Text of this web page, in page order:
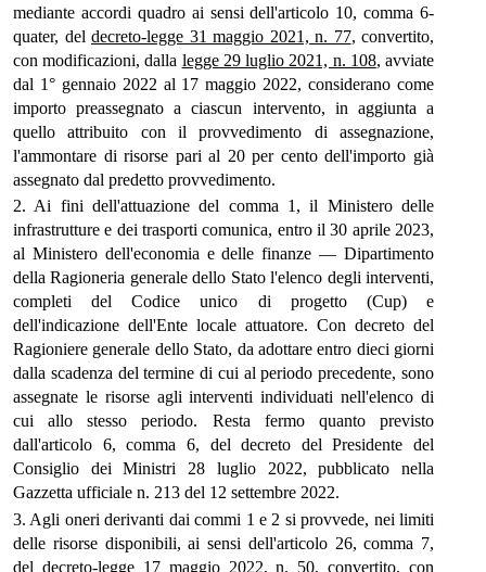
mediante accordi quadro ai sensi dell'articolo 10, comma 6-
quater, del decreto-legge 31 maggio 2021, n. 77, convertito,
con modificazioni, dalla legge 29 luglio 2021, n. 108, avviate
dal 1° gennaio 2022 al 17 maggio 2022, considerano come
importo preassegnato a ciascun intervento, in aggiunta a
quello attribuito con il provvedimento di assegnazione,
l'ammontare di risorse pari al 20 per cento dell'importo già
assegnato dal predetto provvedimento.
2. Ai fini dell'attuazione del comma 1, il Ministero delle
infrastrutture e dei trasporti comunica, entro il 30 aprile 2023,
al Ministero dell'economia e delle finanze — Dipartimento
della Ragioneria generale dello Stato l'elenco degli interventi,
completi del Codice unico di progetto (Cup) e
dell'indicazione dell'Ente locale attuatore. Con decreto del
Ragioniere generale dello Stato, da adottare entro dieci giorni
dalla scadenza del termine di cui al periodo precedente, sono
assegnate le risorse agli interventi individuati nell'elenco di
cui allo stesso periodo. Resta fermo quanto previsto
dall'articolo 6, comma 6, del decreto del Presidente del
Consiglio dei Ministri 28 luglio 2022, pubblicato nella
Gazzetta ufficiale n. 213 del 12 settembre 2022.
3. Agli oneri derivanti dai commi 1 e 2 si provvede, nei limiti
delle risorse disponibili, ai sensi dell'articolo 26, comma 7,
del decreto-legge 17 maggio 2022, n. 50, convertito, con